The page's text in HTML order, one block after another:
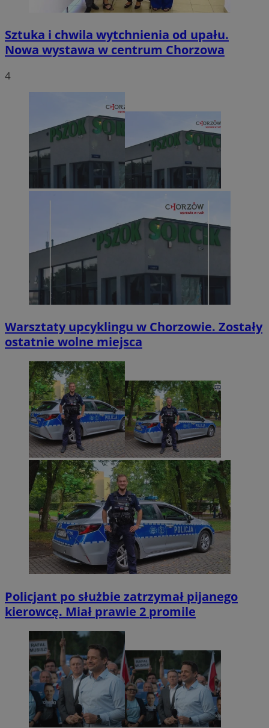
Sztuka i chwila wytchnienia od upału.
Nowa wystawa w centrum Chorzowa
4
Warsztaty upcyklingu w Chorzowie. Zostały
ostatnie wolne miejsca
Policjant po służbie zatrzymał pijanego
kierowcę. Miał prawie 2 promile